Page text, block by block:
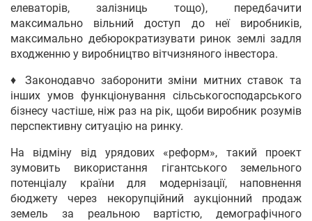
елеваторів, залізниць тощо), передбачити
максимально вільний доступ до неї виробників,
максимально дебюрократизувати ринок землі задля
входженню у виробництво вітчизняного інвестора.
♦ Законодавчо заборонити зміни митних ставок та
інших умов функціонування сільськогосподарського
бізнесу частіше, ніж раз на рік, щоби виробник розумів
перспективну ситуацію на ринку.
На відміну від урядових «реформ», такий проект
зумовить використання гігантського земельного
потенціалу країни для модернізації, наповнення
бюджету через некорупційний аукціонний продаж
земель за реальною вартістю, демографічного